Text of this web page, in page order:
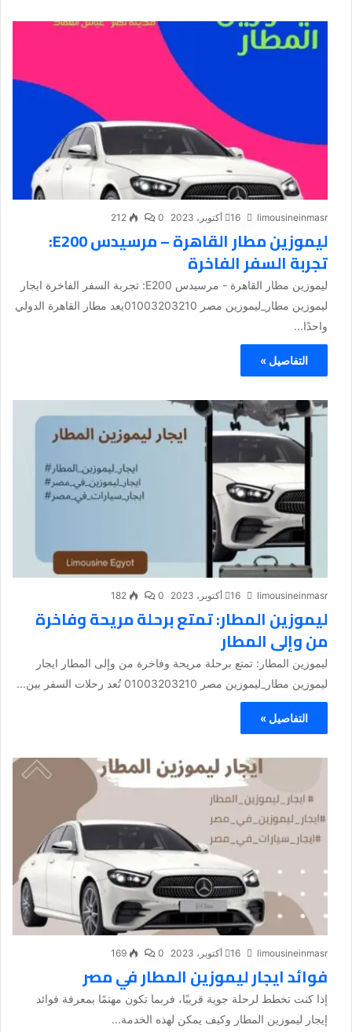
limousineinmasr 16 أكتوبر، 2023 0
212
ليموزين مطار القاهرة – مرسيدس E200:
تجربة السفر الفاخرة
ليموزين مطار القاهرة - مرسيدس E200: تجربة السفر الفاخرة ايجار
ليموزين مطار_ليموزين مصر 01003203210يعد مطار القاهرة الدولي
واحدًا...
التفاصيل »
limousineinmasr 16 أكتوبر، 2023 0
182
ليموزين المطار: تمتع برحلة مريحة وفاخرة
من وإلى المطار
ليموزين المطار: تمتع برحلة مريحة وفاخرة من وإلى المطار ايجار
ليموزين مطار_ليموزين مصر 01003203210 تُعد رحلات السفر بين...
التفاصيل »
limousineinmasr 16 أكتوبر، 2023 0
169
فوائد ايجار ليموزين المطار في مصر
إذا كنت تخطط لرحلة جوية قريبًا، فربما تكون مهتمًا بمعرفة فوائد
إيجار ليموزين المطار وكيف يمكن لهذه الخدمة...